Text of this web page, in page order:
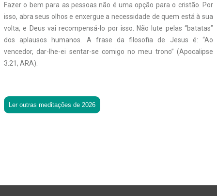
Fazer o bem para as pessoas não é uma opção para o cristão. Por
isso, abra seus olhos e enxergue a necessidade de quem está à sua
volta, e Deus vai recompensá-­lo por isso. Não lute pelas “batatas”
dos aplausos humanos. A frase da filosofia de Jesus é: “Ao
vencedor, dar-lhe-ei sentar-se comigo no meu trono” (Apocalipse
3:21, ARA).
Ler outras meditações de 2026